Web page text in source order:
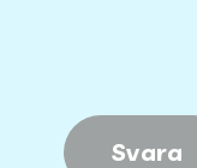
Svara